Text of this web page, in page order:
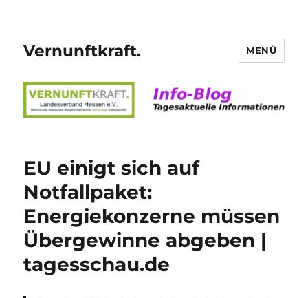
Vernunftkraft. MENÜ
EU einigt sich auf
Notfallpaket:
Energiekonzerne müssen
Übergewinne abgeben |
tagesschau.de